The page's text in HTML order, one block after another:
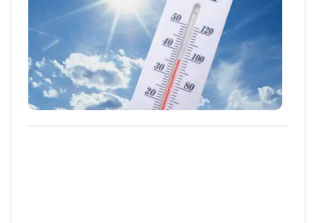
Canicule de mai 2026 : quels impacts sur
la croissance et le développement des
cultures ?
Céréales à paille, maïs, sorgho, pomme de terre, lin
fibre… les cultures réagissent...
04 JUIN 2026